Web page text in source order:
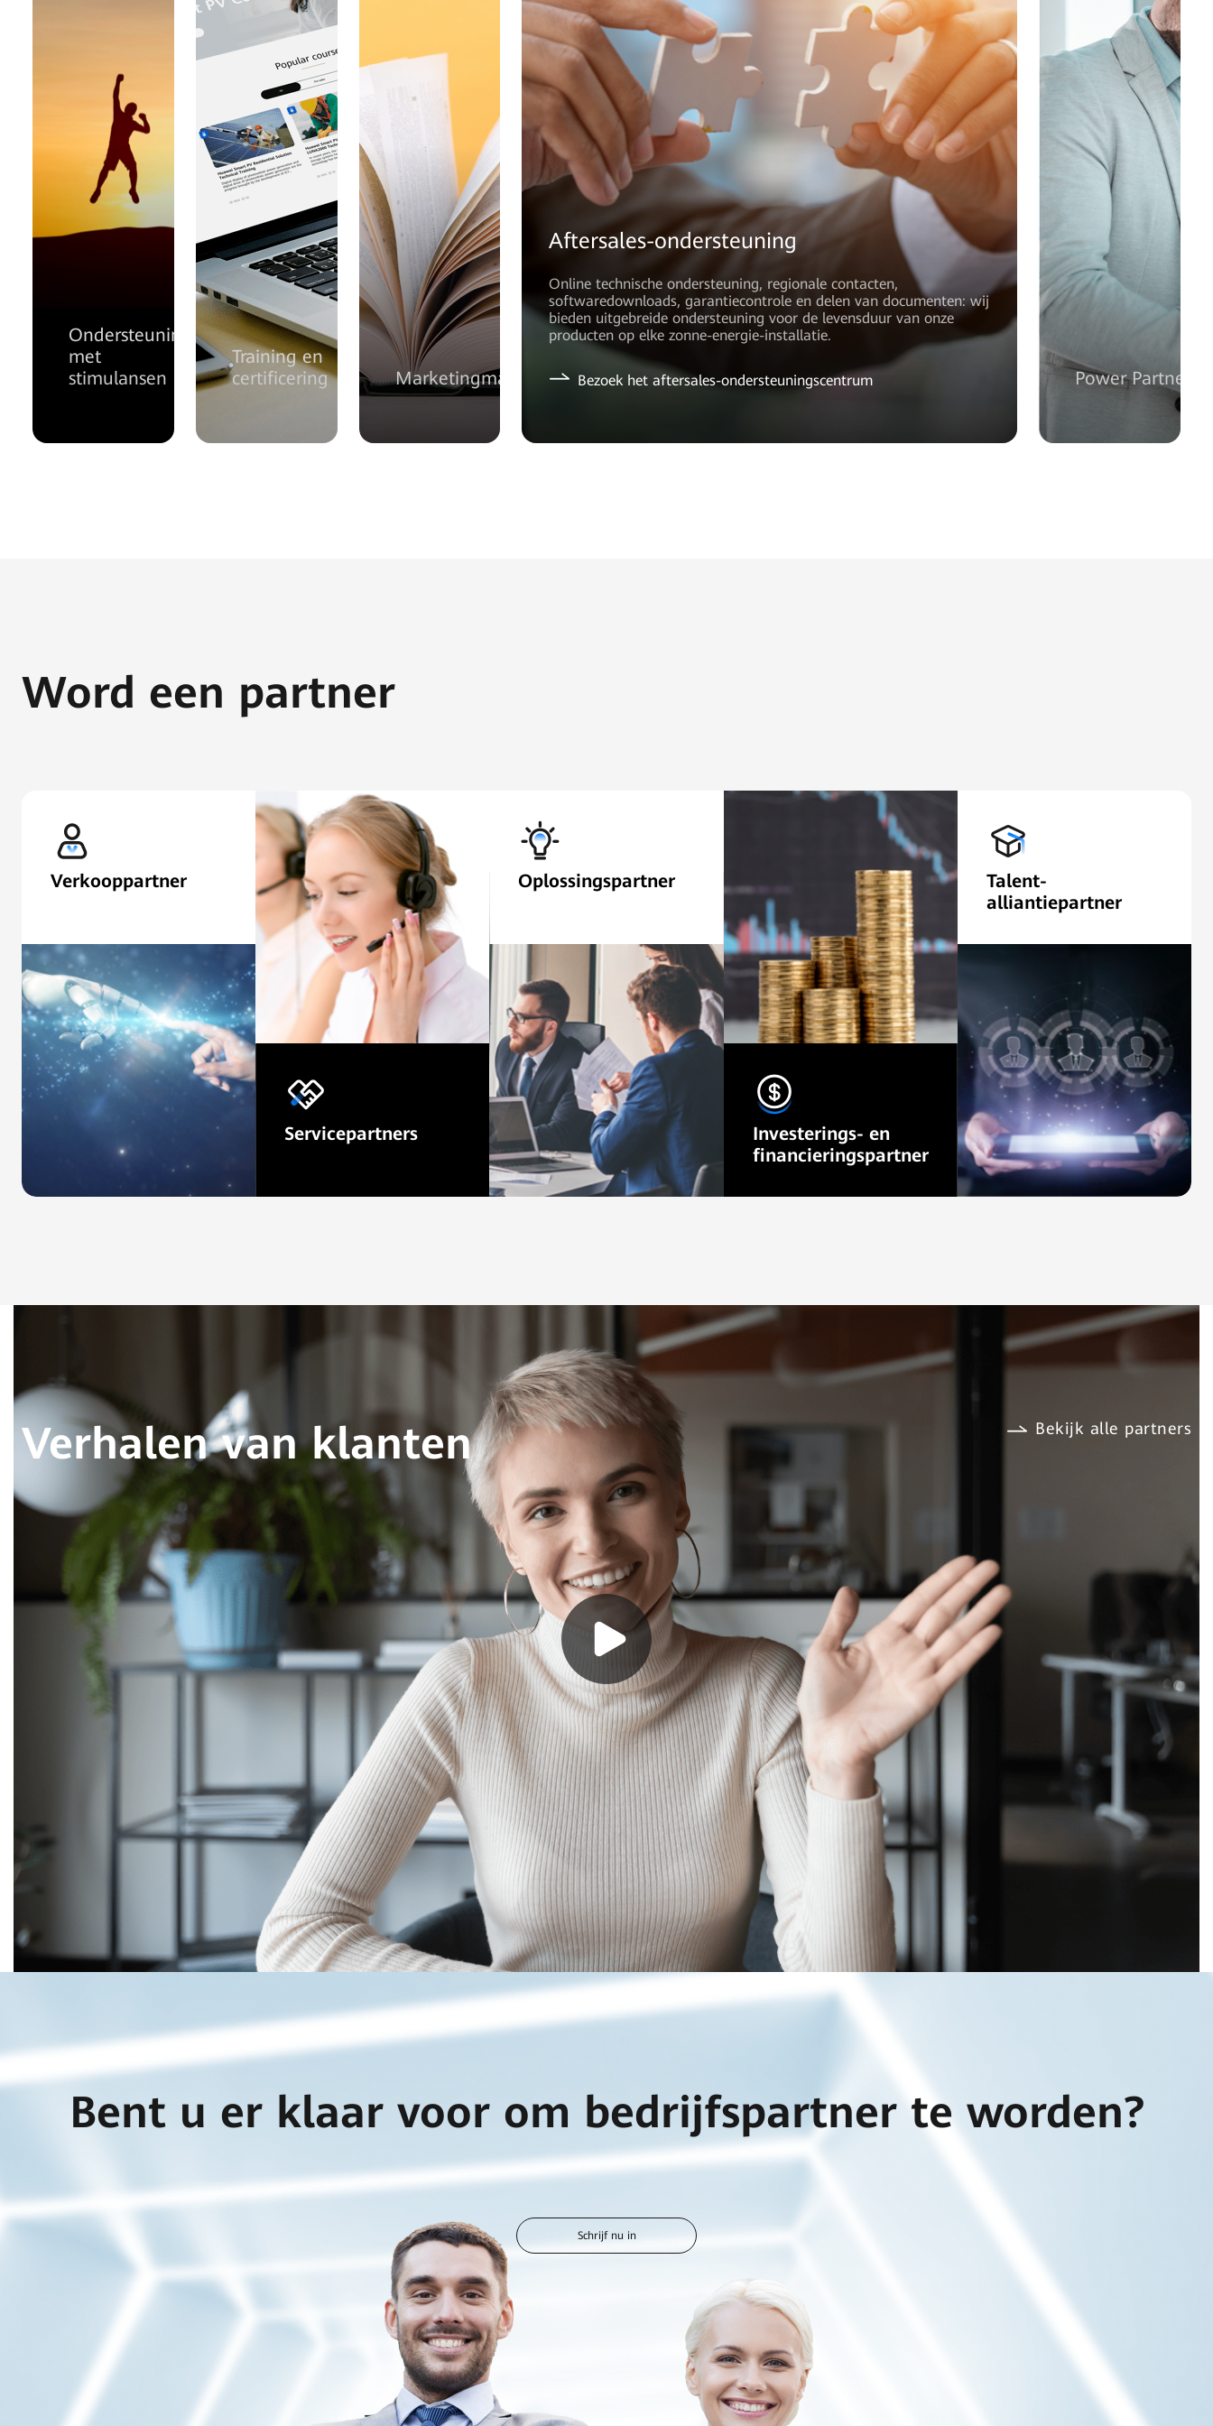
Ondersteuning
met
stimulansen
Training en
certificering
Marketingmateriaal
Aftersales-ondersteuning
Online technische ondersteuning, regionale contacten,
softwaredownloads, garantiecontrole en delen van documenten: wij
bieden uitgebreide ondersteuning voor de levensduur van onze
producten op elke zonne-energie-installatie.
Bezoek het aftersales-ondersteuningscentrum Power Partner
Word een partner
Verkooppartner
Verkoop producten,
oplossingen en diensten
voor FusionSolar in uw
sector en regio.
Schrijf nu in
Servicepartners
Oplossingspartner
Bied oplossingen en
services die op maat zijn
gemaakt voor elke klant
met FusionSolar.
Schrijf nu in
Investerings- en
financieringspartner
Talent-
alliantiepartner
Verhalen van klanten Bekijk alle partners
Bent u er klaar voor om bedrijfspartner te worden?
Schrijf nu in